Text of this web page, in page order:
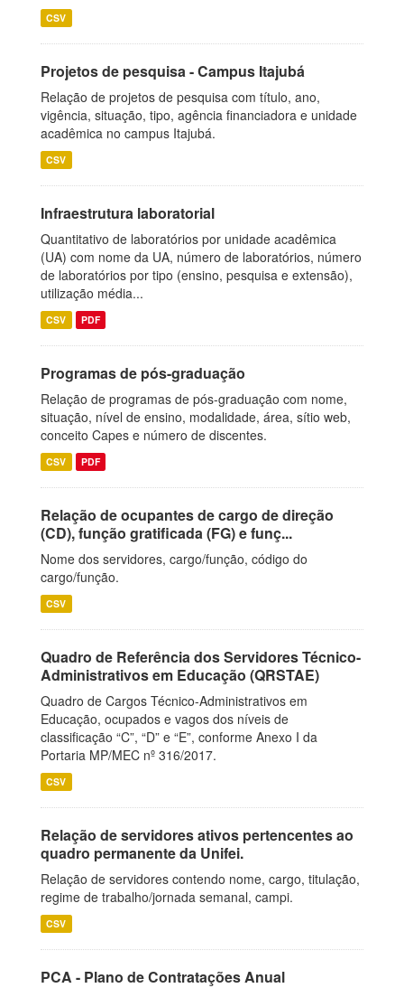
CSV
Projetos de pesquisa - Campus Itajubá
Relação de projetos de pesquisa com título, ano,
vigência, situação, tipo, agência financiadora e unidade
acadêmica no campus Itajubá.
CSV
Infraestrutura laboratorial
Quantitativo de laboratórios por unidade acadêmica
(UA) com nome da UA, número de laboratórios, número
de laboratórios por tipo (ensino, pesquisa e extensão),
utilização média...
CSV PDF
Programas de pós-graduação
Relação de programas de pós-graduação com nome,
situação, nível de ensino, modalidade, área, sítio web,
conceito Capes e número de discentes.
CSV PDF
Relação de ocupantes de cargo de direção
(CD), função gratificada (FG) e funç...
Nome dos servidores, cargo/função, código do
cargo/função.
CSV
Quadro de Referência dos Servidores Técnico-
Administrativos em Educação (QRSTAE)
Quadro de Cargos Técnico-Administrativos em
Educação, ocupados e vagos dos níveis de
classificação “C”, “D” e “E”, conforme Anexo I da
Portaria MP/MEC nº 316/2017.
CSV
Relação de servidores ativos pertencentes ao
quadro permanente da Unifei.
Relação de servidores contendo nome, cargo, titulação,
regime de trabalho/jornada semanal, campi.
CSV
PCA - Plano de Contratações Anual